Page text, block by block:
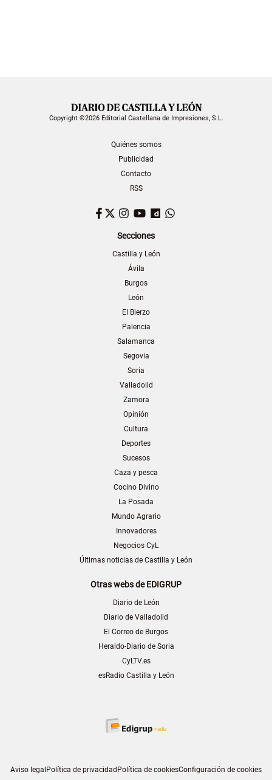
Copyright ©2026 Editorial Castellana de Impresiones, S.L.
Quiénes somos
Publicidad
Contacto
RSS
Facebook
TwitterInstagram
YouTubeDailymotion
Secciones
Castilla y León
Ávila
Burgos
León
El Bierzo
Palencia
Salamanca
Segovia
Soria
Valladolid
Zamora
Opinión
Cultura
Deportes
Sucesos
Caza y pesca
Cocino Divino
La Posada
Mundo Agrario
Innovadores
Negocios CyL
Últimas noticias de Castilla y León
Otras webs de EDIGRUP
Diario de León
Diario de Valladolid
El Correo de Burgos
Heraldo-Diario de Soria
CyLTV.es
esRadio Castilla y León
Aviso legalPolítica de privacidadPolítica de cookiesConfiguración de cookies